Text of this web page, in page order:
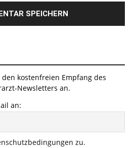
kostenfreien Empfang des
Newsletters an.
an:
zu.